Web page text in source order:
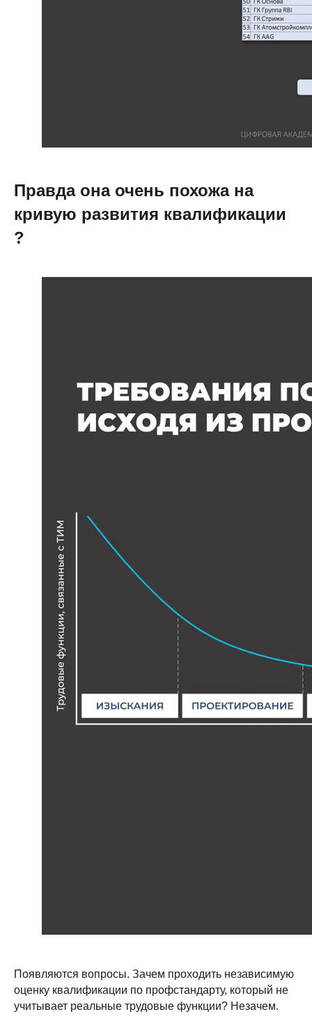
Правда она очень похожа на
кривую развития квалификации
?
Появляются вопросы. Зачем проходить независимую
оценку квалификации по профстандарту, который не
учитывает реальные трудовые функции? Незачем.
исследованиях, кейсах
и интересных фактах о буднях
цифровизации в России и мире
PropTech